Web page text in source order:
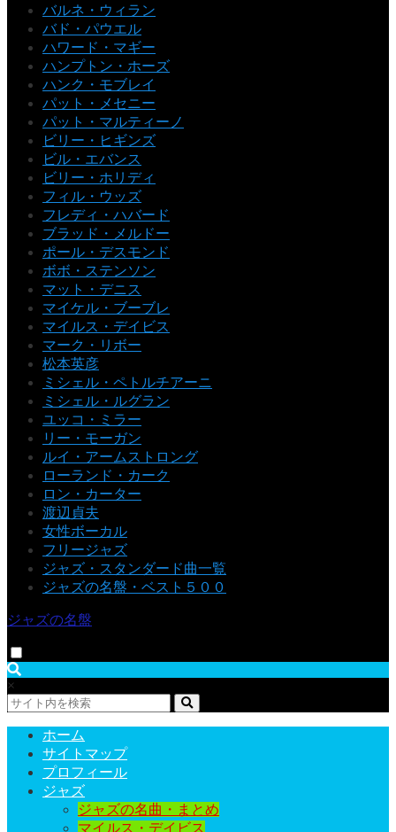
バルネ・ウィラン
バド・パウエル
ハワード・マギー
ハンプトン・ホーズ
ハンク・モブレイ
パット・メセニー
パット・マルティーノ
ビリー・ヒギンズ
ビル・エバンス
ビリー・ホリディ
フィル・ウッズ
フレディ・ハバード
ブラッド・メルドー
ポール・デスモンド
ボボ・ステンソン
マット・デニス
マイケル・ブーブレ
マイルス・デイビス
マーク・リボー
松本英彦
ミシェル・ペトルチアーニ
ミシェル・ルグラン
ユッコ・ミラー
リー・モーガン
ルイ・アームストロング
ローランド・カーク
ロン・カーター
渡辺貞夫
女性ボーカル
フリージャズ
ジャズ・スタンダード曲一覧
ジャズの名盤・ベスト５００
ジャズの名盤
×
ホーム
サイトマップ
プロフィール
ジャズ
ジャズの名曲・まとめ
マイルス・デイビス